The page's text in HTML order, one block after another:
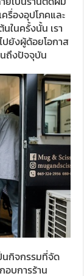
รื่องอุปโภคและ
ในครั้งนั้น เรา
ยังผู้ด้อยโอกาส
ถึงปัจจุบัน
นกิจกรรมที่จัด
อบการร้าน